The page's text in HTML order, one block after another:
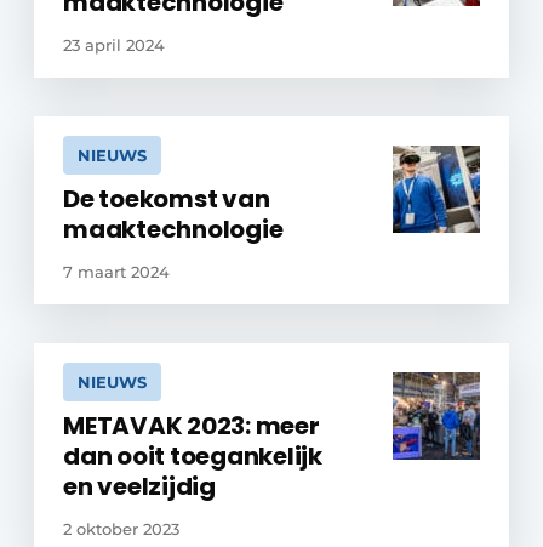
23 april 2024
NIEUWS
De toekomst van
maaktechnologie
7 maart 2024
NIEUWS
METAVAK 2023: meer
dan ooit toegankelijk
en veelzijdig
2 oktober 2023